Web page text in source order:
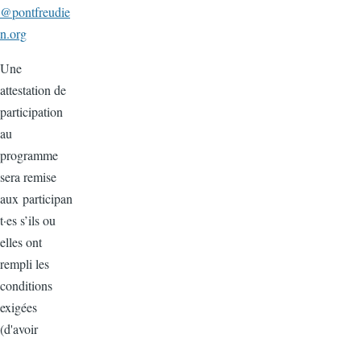
@pontfreudie
n.org
Une
attestation de
participation
au
programme
sera remise
aux participan
t·es s’ils ou
elles ont
rempli les
conditions
exigées
(d'avoir